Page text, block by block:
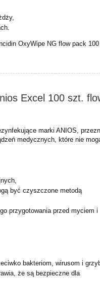
OxyWipe NG flow pack 100
Excel 100 szt.
marki ANIOS,
medycznych, które nie
być czyszczone metodą
przygotowania przed myciem i
bakteriom, wirusom i
że są bezpieczne dla